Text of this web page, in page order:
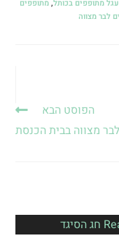
מתופפים בכותל, מתופפים
לבר מצווה
הפוסט הבא
מצווה בבית הכנסת